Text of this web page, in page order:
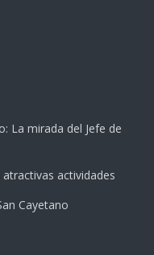
La mirada del Jefe de
actividades
Cayetano